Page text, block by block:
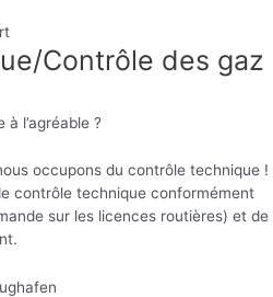
Contrôle des gaz
à l’agréable ?
occupons du contrôle technique !
contrôle technique conformément
sur les licences routières) et de